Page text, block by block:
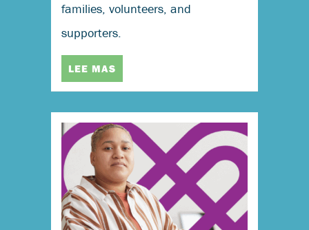
families, volunteers, and
supporters.
LEE MAS